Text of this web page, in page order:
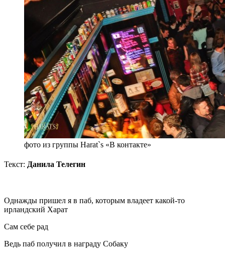
фото из группы Harat`s «В контакте»
Текст: Данила Телегин
Однажды пришел я в паб, которым владеет какой-то
ирландский Харат
Сам себе рад
Ведь паб получил в награду Собаку